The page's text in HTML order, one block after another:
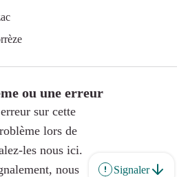
ou une erreur
sur cette
lors de
les nous ici.
nous
Signaler